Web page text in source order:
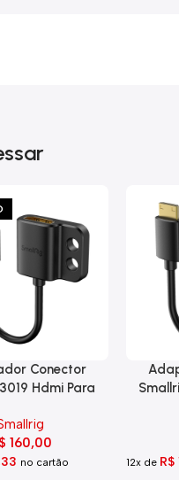
Conector
Hdmi Para
160,00
no cartão 12x de R$